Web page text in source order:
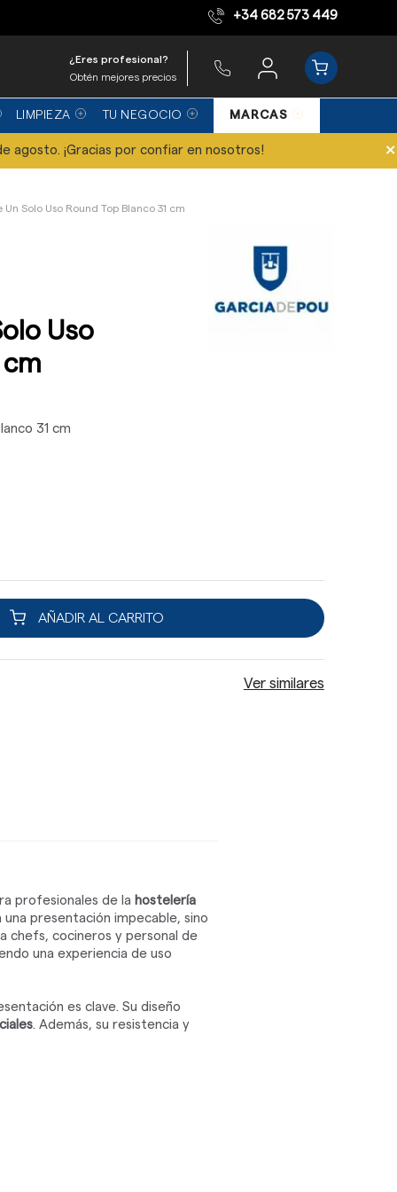
Equipo de expertos +34 682 573 449
¿Eres profesional?
Obtén mejores precios
LIMPIEZA TU NEGOCIO MARCAS
agosto. ¡Gracias por confiar en nosotros! ×
Solo Uso Round Top Blanco 31 cm
Uso
cm
31 cm
AÑADIR AL CARRITO
Ver similares
profesionales de la hostelería
presentación impecable, sino
chefs, cocineros y personal de
una experiencia de uso
es clave. Su diseño
. Además, su resistencia y